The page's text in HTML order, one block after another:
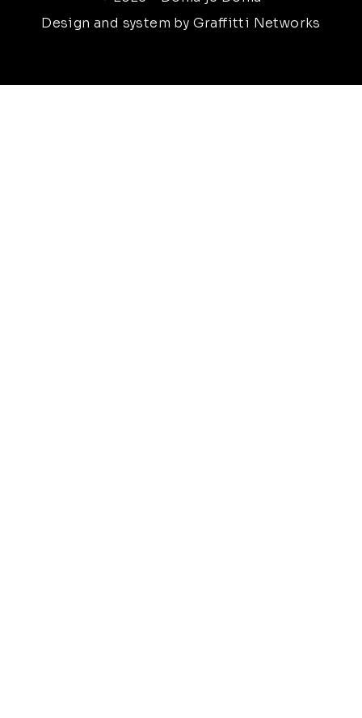
Design and system by Graffitti Networks